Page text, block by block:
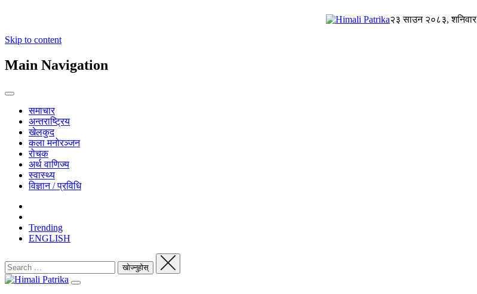
२३ साउन २०८३, शनिवार
Skip to content
Main Navigation
समाचार
अन्तराष्ट्रिय
खेलकुद
कला मनोरञ्जन
रोचक
अर्थ वाणिज्य
स्वास्थ्य
विज्ञान / प्रविधि
Trending
ENGLISH